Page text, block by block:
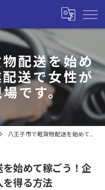
配送を始め
送で女性が
です。
八王子市で軽貨物配送を始めて稼ごう！企業配送で安定した収入を得る方法
始めて稼ごう！企
得る方法